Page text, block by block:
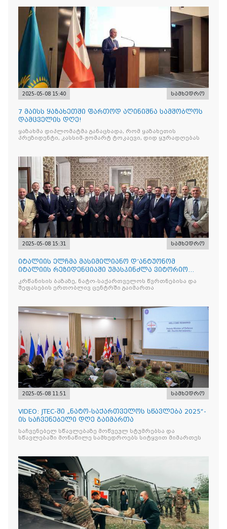
2025-05-08 15:40 სამხედრო
7 მაისს ყაზახეთში ფართოდ აღინიშნა სამშობლოს
დამცველის დღე!
ყაზახმა დიპლომატმა განაცხადა, რომ ყაზახეთის
პრეზიდენტი, კასსიმ-ჟომარტ ტოკაევი, დიდ ყურადღებას
2025-05-08 15:31 სამხედრო
იტალიის ელჩმა მასიმილიანო დ’ანტუონომ
იტალიის რეზიდენციაში უმასპინძლა ვიტორიო
ვენეტოს სახ. დივიზიის ს
კრწანისის ბაზაზე, ნატო-საქართველოს წვრთნებისა და
შეფასების ერთობლივ ცენტრში გაიმართა
2025-05-08 11:51 სამხედრო
VIDEO: JTEC-ში „ნატო-საქართველოს სწავლება 2025“-
ის საჩვენებელი დღე გაიმართა
საჩვენებელ სწავლებაზე მოწვეულ სტუმრებსა და
სწავლებაში მონაწილე სამხედროებს სიტყვით მიმართეს